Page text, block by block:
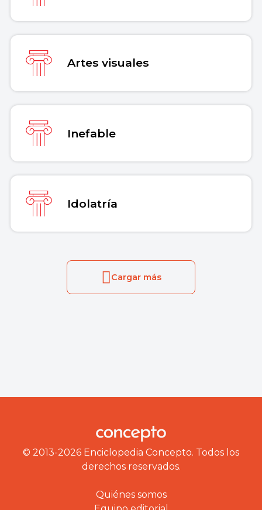
Artes visuales
Inefable
Idolatría
Cargar más
© 2013-2026 Enciclopedia Concepto. Todos los
derechos reservados.
Quiénes somos